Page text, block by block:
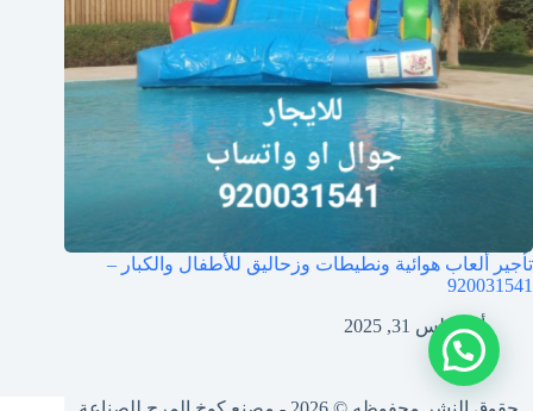
تأجير ألعاب هوائية ونطيطات وزحاليق للأطفال والكبار –
920031541
أغسطس 31, 2025